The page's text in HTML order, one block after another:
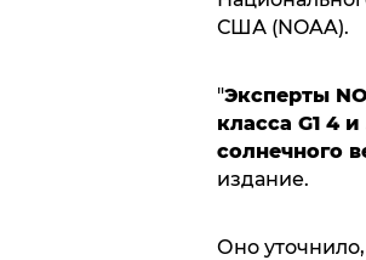
США (NOAA).
"Эксперты
класса G1 4
солнечного
издание.
Оно